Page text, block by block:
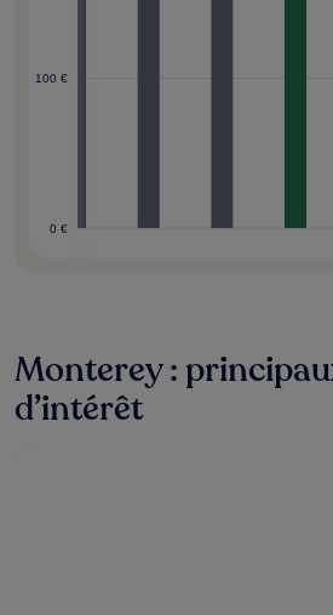
0 €
100 €
Monterey :
d’intérêt